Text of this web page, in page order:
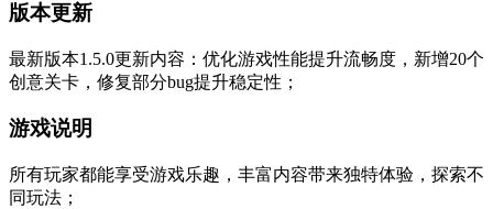
版本更新
最新版本1.5.0更新内容：优化游戏性能提升流畅度，新增20个
创意关卡，修复部分bug提升稳定性；
游戏说明
所有玩家都能享受游戏乐趣，丰富内容带来独特体验，探索不
同玩法；